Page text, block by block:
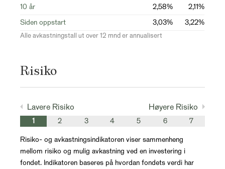
10 år
2,58%
2,11%
Siden oppstart
3,03% 3,22%
Alle avkastningstall ut over 12 mnd er annualisert
Risiko
Lavere Risiko Høyere Risiko
1 2 3 4 5 6
7
Risiko- og avkastningsindikatoren viser sammenheng
mellom risiko og mulig avkastning ved en investering i
fondet. Indikatoren baseres på hvordan fondets verdi har